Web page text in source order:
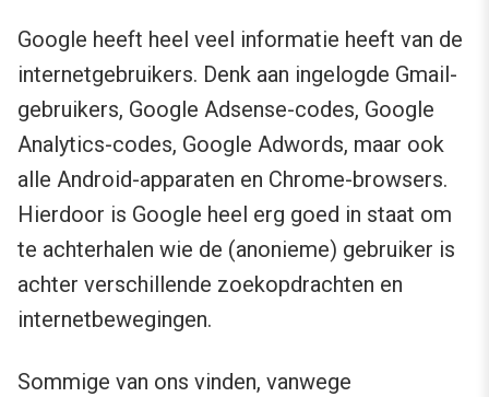
Google heeft heel veel informatie heeft van de
internetgebruikers. Denk aan ingelogde Gmail-
gebruikers, Google Adsense-codes, Google
Analytics-codes, Google Adwords, maar ook
alle Android-apparaten en Chrome-browsers.
Hierdoor is Google heel erg goed in staat om
te achterhalen wie de (anonieme) gebruiker is
achter verschillende zoekopdrachten en
internetbewegingen.
Sommige van ons vinden, vanwege